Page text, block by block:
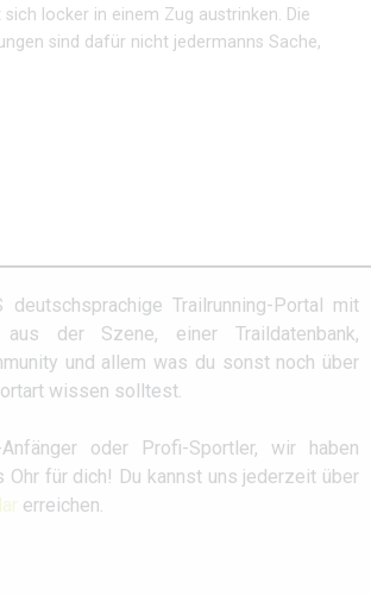
sich locker in einem Zug austrinken. Die
sind dafür nicht jedermanns Sache,
deutschsprachige Trailrunning-Portal mit
der Szene, einer Traildatenbank,
und allem was du sonst noch über
wissen solltest.
oder Profi-Sportler, wir haben
Ohr für dich! Du kannst uns jederzeit über
erreichen.